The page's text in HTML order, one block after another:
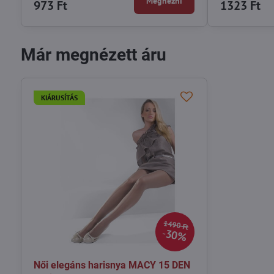
973 Ft 1323 Ft
Már megnézett áru
1490 Ft
30%
KIÁRUSÍTÁS
Női elegáns harisnya MACY 15 DEN